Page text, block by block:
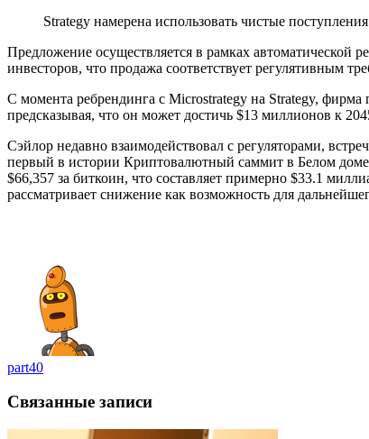
Strategy намерена использовать чистые
Предложение осуществляется в рамках
инвесторов, что продажа соответствует регулятивным
С момента ребрендинга с Microstrategy на Strategy,
предсказывая, что он может достичь $13 миллионов к
Сэйлор недавно взаимодействовал с регуляторами,
первый в истории Криптовалютный саммит в Белом
$66,357 за биткоин, что составляет примерно $33.1
рассматривает снижение как возможность для
part40
Связанные записи